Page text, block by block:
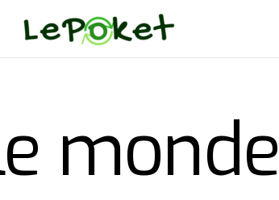
monde